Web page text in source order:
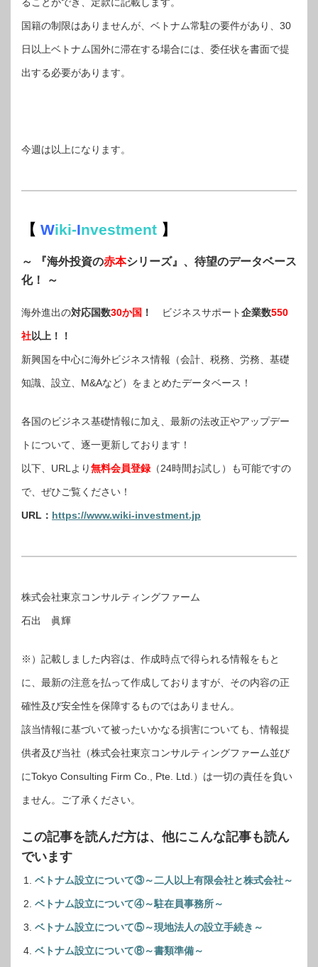
国籍の制限はありませんが、ベトナム常駐の要件があり、30
日以上ベトナム国外に滞在する場合には、委任状を書面で提
出する必要があります。
今週は以上になります。
【 Wiki-Investment 】
～ 『海外投資の赤本シリーズ』、待望のデータベース
化！ ～
海外進出の対応国数30か国 ！ ビジネスサポート企業数550
社以上！！
新興国を中心に海外ビジネス情報（会計、税務、労務、基礎
知識、設立、M&Aなど）をまとめたデータベース！
各国のビジネス基礎情報に加え、最新の法改正やアップデー
トについて、逐一更新しております！
以下、URLより無料会員登録 （24時間お試し）も可能ですの
で、ぜひご覧ください！
URL： https://www.wiki-investment.jp
株式会社東京コンサルティングファーム
石出 眞輝
※）記載しました内容は、作成時点で得られる情報をもと
に、最新の注意を払って作成しておりますが、その内容の正
確性及び安全性を保障するものではありません。
該当情報に基づいて被ったいかなる損害についても、情報提
供者及び当社（株式会社東京コンサルティングファーム並び
にTokyo Consulting Firm Co., Pte. Ltd.）は一切の責任を負い
ません。ご了承ください。
この記事を読んだ方は、他にこんな記事も読ん
でいます
ベトナム設立について③～二人以上有限会社と株式会社～
ベトナム設立について④～駐在員事務所～
ベトナム設立について⑤～現地法人の設立手続き～
ベトナム設立について⑧～書類準備～